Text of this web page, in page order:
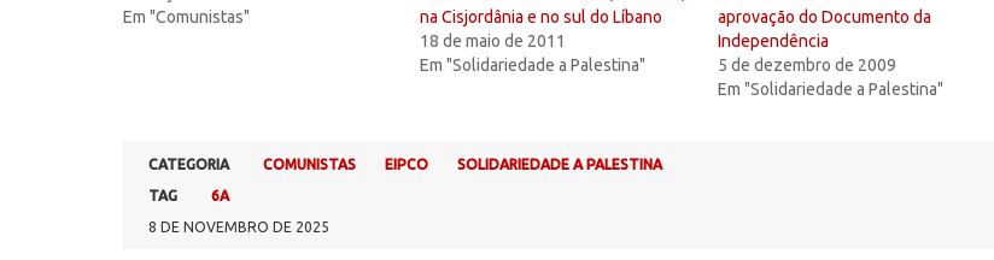
Em "Comunistas"
na Cisjordânia e no sul do Líbano
18 de maio de 2011
Em "Solidariedade a Palestina"
aprovação do Documento da
Independência
5 de dezembro de 2009
Em "Solidariedade a Palestina"
CATEGORIA COMUNISTAS EIPCO
SOLIDARIEDADE A PALESTINA
TAG
6A
8 DE NOVEMBRO DE 2025